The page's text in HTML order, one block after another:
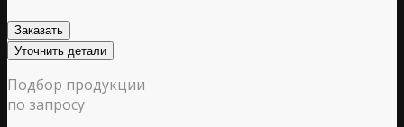
Заказать
Уточнить детали
Подбор продукции
по запросу